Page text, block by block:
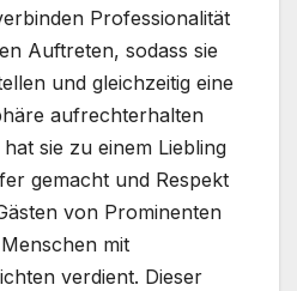
Professionalität
Auftreten, sodass sie
und gleichzeitig eine
aufrechterhalten
sie zu einem Liebling
gemacht und Respekt
von Prominenten
mit
verdient. Dieser